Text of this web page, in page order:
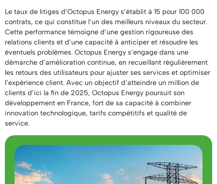
Le taux de litiges d’Octopus Energy s’établit à 15 pour 100 000
contrats, ce qui constitue l’un des meilleurs niveaux du secteur.
Cette performance témoigne d’une gestion rigoureuse des
relations clients et d’une capacité à anticiper et résoudre les
éventuels problèmes. Octopus Energy s’engage dans une
démarche d’amélioration continue, en recueillant régulièrement
les retours des utilisateurs pour ajuster ses services et optimiser
l’expérience client. Avec un objectif d’atteindre un million de
clients d’ici la fin de 2025, Octopus Energy poursuit son
développement en France, fort de sa capacité à combiner
innovation technologique, tarifs compétitifs et qualité de
service.